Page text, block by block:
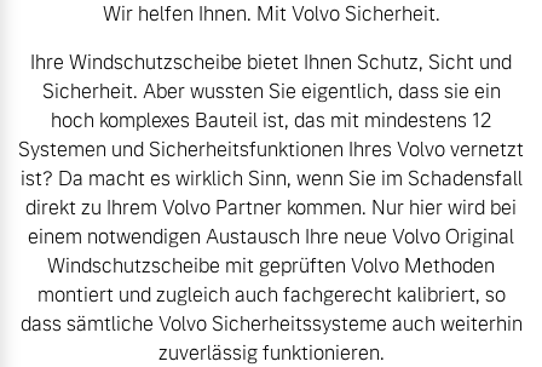
Geschäftskunden
Editionsmodelle
Konnektivität
Angebot anfragen
Zubehörkatalog
Aktuelle Serviceangebote
Service by Volvo
Sie erhalten bei uns eine
Wir helfen Ihnen. Mit Volvo Sicherheit.
Ihre Windschutzscheibe bietet Ihnen Schutz, Sicht und
Sicherheit. Aber wussten Sie eigentlich, dass sie ein
hoch komplexes Bauteil ist, das mit mindestens 12
Systemen und Sicherheitsfunktionen Ihres Volvo vernetzt
ist? Da macht es wirklich Sinn, wenn Sie im Schadensfall
direkt zu Ihrem Volvo Partner kommen. Nur hier wird bei
einem notwendigen Austausch Ihre neue Volvo Original
Windschutzscheibe mit geprüften Volvo Methoden
montiert und zugleich auch fachgerecht kalibriert, so
dass sämtliche Volvo Sicherheitssysteme auch weiterhin
zuverlässig funktionieren.